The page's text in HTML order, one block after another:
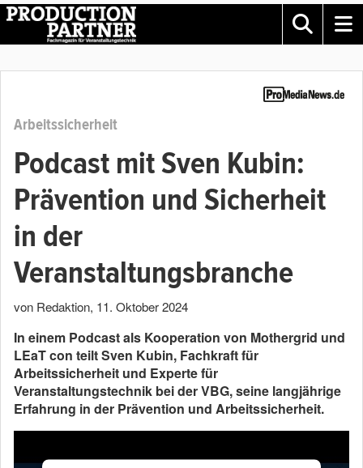
Arbeitssicherheit
Podcast mit Sven Kubin:
Prävention und Sicherheit
in der
Veranstaltungsbranche
von Redaktion, 11. Oktober 2024
In einem Podcast als Kooperation von Mothergrid und
LEaT con teilt Sven Kubin, Fachkraft für
Arbeitssicherheit und Experte für
Veranstaltungstechnik bei der VBG, seine langjährige
Erfahrung in der Prävention und Arbeitssicherheit.